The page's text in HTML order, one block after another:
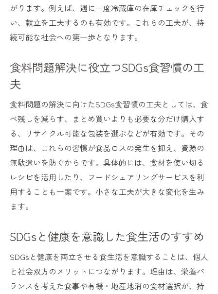
がります。例えば、週に一度冷蔵庫の在庫チェックを行
い、献立を工夫するのも有効です。これらの工夫が、持
続可能な社会への第一歩となります。
食料問題解決に役立つSDGs食習慣の工
夫
食料問題の解決に向けたSDGs食習慣の工夫としては、食
べ残しを減らす、まとめ買いよりも必要な分だけ購入す
る、リサイクル可能な包装を選ぶなどが有効です。その
理由は、これらの習慣が食品ロスの発生を抑え、資源の
無駄遣いを防ぐからです。具体的には、食材を使い切る
レシピを活用したり、フードシェアリングサービスを利
用することも一案です。小さな工夫が大きな変化を生み
ます。
SDGsと健康を意識した食生活のすすめ
SDGsと健康を両立させる食生活を意識することは、個人
と社会双方のメリットにつながります。理由は、栄養バ
ランスを考えた食事や有機・地産地消の食材選択が、持